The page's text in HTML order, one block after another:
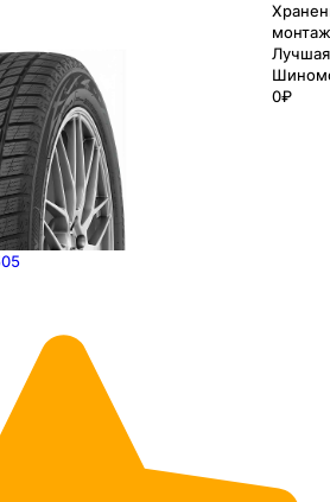
0₽